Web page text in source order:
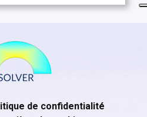
de confidentialité